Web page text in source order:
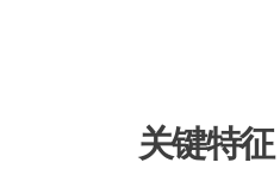
关键特征